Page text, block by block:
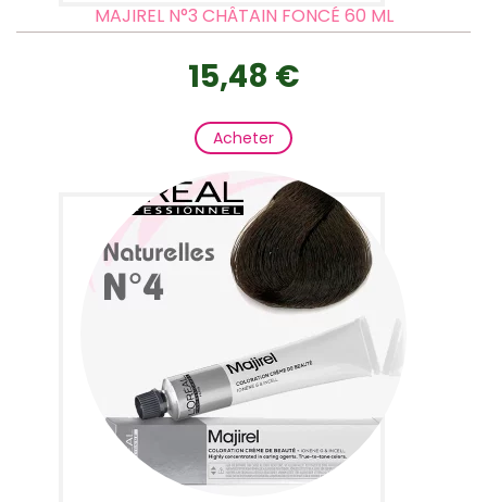
MAJIREL N°3 CHÂTAIN FONCÉ 60 ML
15,48 €
Acheter